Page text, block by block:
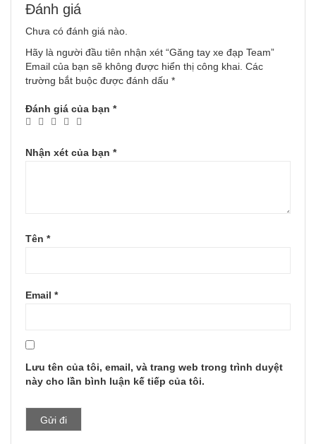
Đánh giá
Chưa có đánh giá nào.
Hãy là người đầu tiên nhận xét “Găng tay xe đạp Team”
Email của bạn sẽ không được hiển thị công khai. Các
trường bắt buộc được đánh dấu *
Đánh giá của bạn *
Nhận xét của bạn *
Tên *
Email *
Lưu tên của tôi, email, và trang web trong trình duyệt
này cho lần bình luận kế tiếp của tôi.